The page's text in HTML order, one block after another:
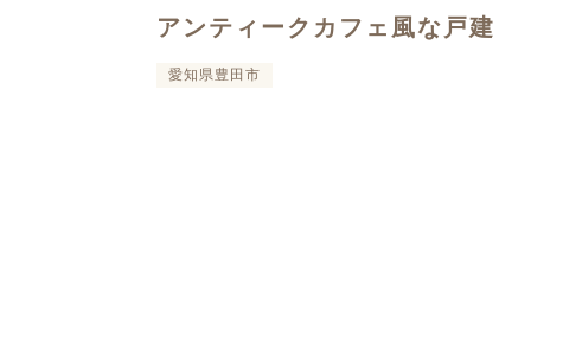
アンティークカフェ風な戸建
愛知県豊田市